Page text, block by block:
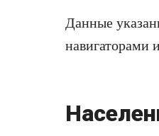
Данные
навигаторами